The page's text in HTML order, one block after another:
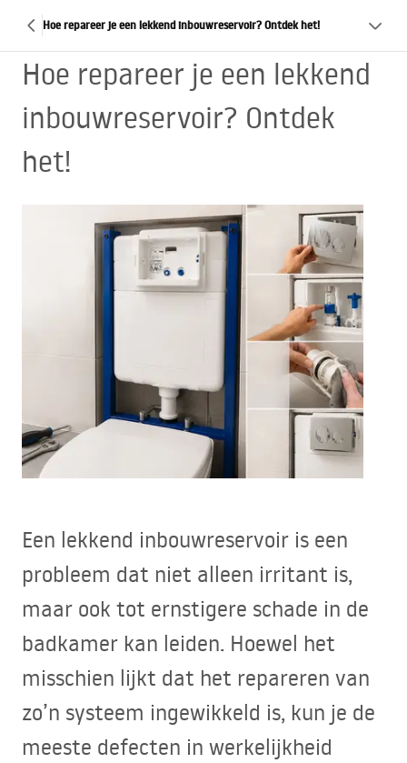
Hoe repareer je een lekkend inbouwreservoir? Ontdek het!
Hoe repareer je een lekkend
inbouwreservoir? Ontdek
het!
Een lekkend inbouwreservoir is een
probleem dat niet alleen irritant is,
maar ook tot ernstigere schade in de
badkamer kan leiden. Hoewel het
misschien lijkt dat het repareren van
zo’n systeem ingewikkeld is, kun je de
meeste defecten in werkelijkheid